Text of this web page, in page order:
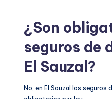
¿Son
seguros de
El Sauzal?
No, en El Sauzal los seguros